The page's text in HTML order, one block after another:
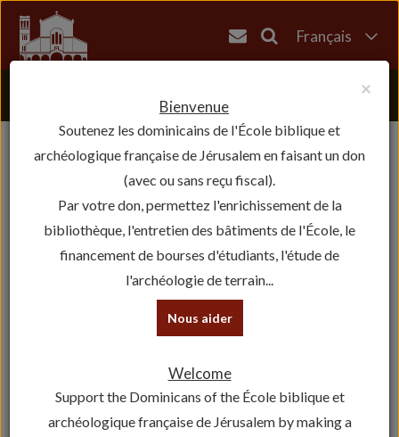
Français
עברית
×
Bienvenue
Soutenez les dominicains de l'École biblique et
archéologique française de Jérusalem en faisant un don
(avec ou sans reçu fiscal).
Par votre don, permettez l'enrichissement de la
bibliothèque, l'entretien des bâtiments de l'École, le
financement de bourses d'étudiants, l'étude de
l'archéologie de terrain...
Nous aider
Welcome
Support the Dominicans of the École biblique et
archéologique française de Jérusalem by making a